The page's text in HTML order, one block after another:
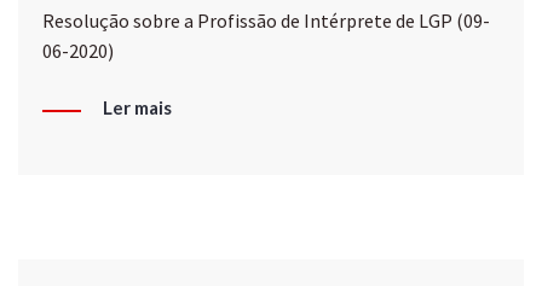
Resolução sobre a Profissão de Intérprete de LGP (09-
06-2020)
Ler mais